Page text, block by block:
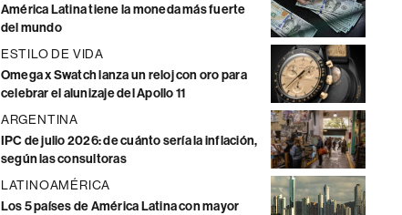
América Latina tiene la moneda más fuerte
del mundo
ESTILO DE VIDA
Omega x Swatch lanza un reloj con oro para
celebrar el alunizaje del Apollo 11
ARGENTINA
IPC de julio 2026: de cuánto sería la inflación,
según las consultoras
LATINOAMÉRICA
Los 5 países de América Latina con mayor